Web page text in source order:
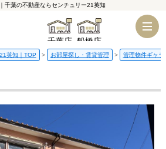
千葉の不動産ならセンチュリー21英知
千葉店 船橋店
英知｜TOP お部屋探し・賃貸管理 管理物件ギャラ